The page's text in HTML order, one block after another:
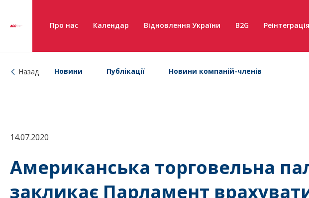
Про нас Календар Відновлення України B2G
Назад Новини Публікації Новини компаній-членів
14.07.2020
Американська торговельна
закликає Парламент